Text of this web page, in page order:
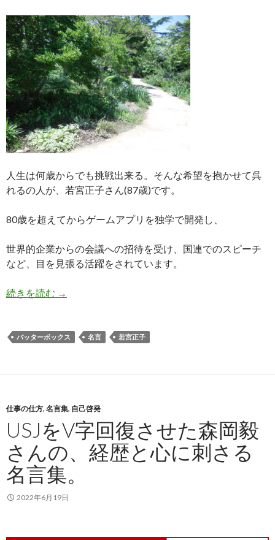
人生は何歳からでも挑戦出来る。そんな希望を抱かせて呉
れるの人が、若宮正子さん(87歳)です。
80歳を超えてからゲームアプリを独学で開発し、
世界的企業からの会議への招待を受け、国連でのスピーチ
など、目を見張る活躍をされています。
続きを読む 若宮正子さん（87歳）バッターボックスの名言
→
バッターボックス 名言 若宮正子
仕事の仕方, 名言集, 自己啓発
USJをV字回復させた森岡毅
さんの、経歴と心に刺さる
名言集。
2022年6月19日